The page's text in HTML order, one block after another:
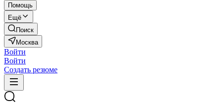
Помощь
Ещё
Поиск
Москва
Войти
Войти
Создать резюме